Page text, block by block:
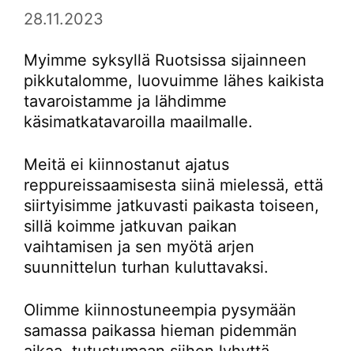
28.11.2023
Myimme syksyllä Ruotsissa sijainneen
pikkutalomme, luovuimme lähes kaikista
tavaroistamme ja lähdimme
käsimatkatavaroilla maailmalle.
Meitä ei kiinnostanut ajatus
reppureissaamisesta siinä mielessä, että
siirtyisimme jatkuvasti paikasta toiseen,
sillä koimme jatkuvan paikan
vaihtamisen ja sen myötä arjen
suunnittelun turhan kuluttavaksi.
Olimme kiinnostuneempia pysymään
samassa paikassa hieman pidemmän